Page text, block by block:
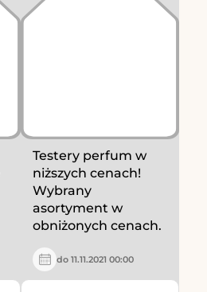
Testery perfum w
niższych cenach!
Wybrany
asortyment w
obniżonych cenach.
do 11.11.2021 00:00